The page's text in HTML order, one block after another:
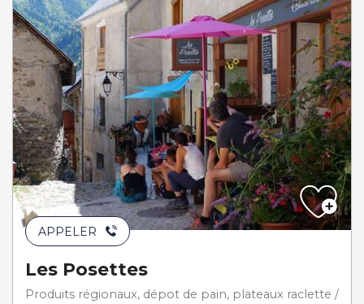
APPELER
Les Posettes
Produits régionaux, dépot de pain, plateaux raclette /